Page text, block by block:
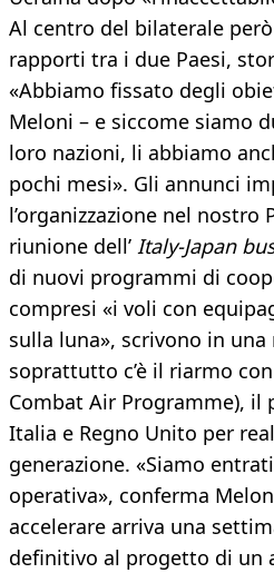
Al centro del bilaterale
rapporti tra i due Paesi,
«Abbiamo fissato degli
Meloni – e siccome siamo
loro nazioni, li abbiamo
pochi mesi». Gli annunci
l’organizzazione nel nostro
riunione dell’ Italy-Japan
di nuovi programmi di
compresi «i voli con
sulla luna», scrivono in una
soprattutto c’è il riarmo
Combat Air Programme), il
Italia e Regno Unito per
generazione. «Siamo
operativa», conferma
accelerare arriva una
definitivo al progetto di un